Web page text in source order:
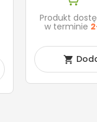
Produkt
w terminie
